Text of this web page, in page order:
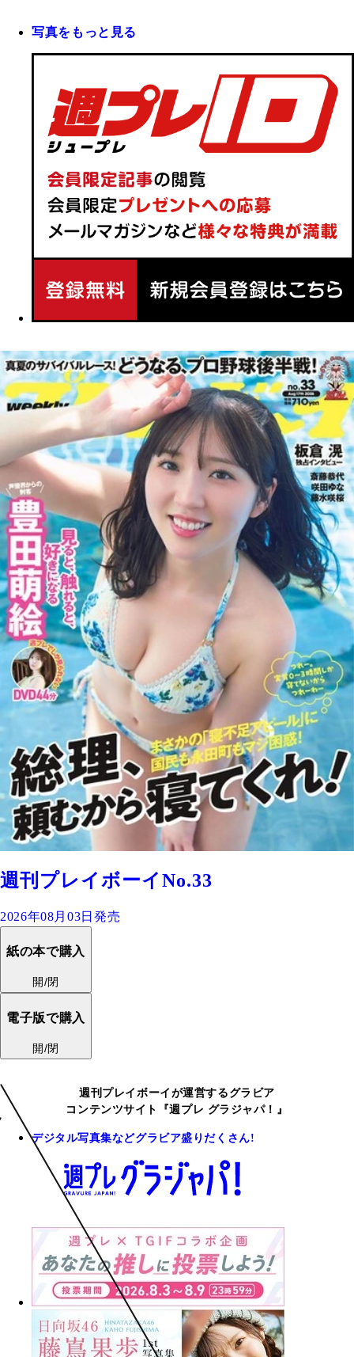
写真をもっと見る
週刊プレイボーイNo.33
2026年08月03日発売
紙の本で購入
開/閉
電子版で購入
開/閉
週刊プレイボーイが運営するグラビア
コンテンツサイト『週プレ グラジャパ！』
デジタル写真集などグラビア盛りだくさん!